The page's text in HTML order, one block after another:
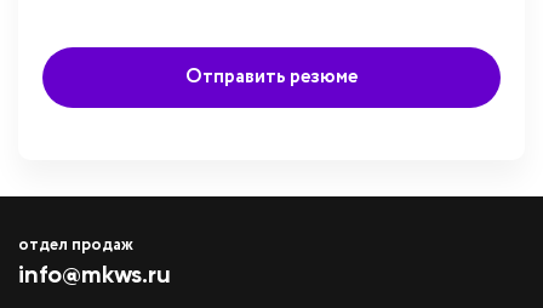
Отправить резюме
отдел продаж
info@mkws.ru